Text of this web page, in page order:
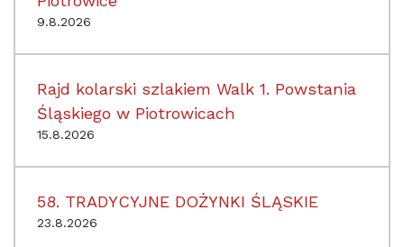
9.8.2026
Rajd kolarski szlakiem Walk 1. Powstania
Śląskiego w Piotrowicach
15.8.2026
58. TRADYCYJNE DOŻYNKI ŚLĄSKIE
23.8.2026